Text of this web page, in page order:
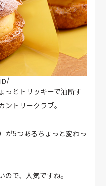
っとトリッキーで油断す
トリークラブ。
が5つあるちょっと変わっ
で、人気ですね。